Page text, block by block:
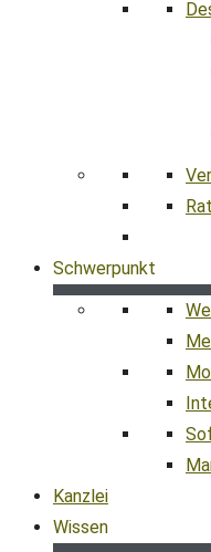
Schwerpunkt
Kanzlei
Wissen